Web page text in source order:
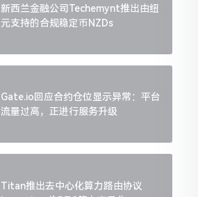
新西兰金融公司Techemynt推出由纽
元支持的合规稳定币NZDs
Gate.io回应合约仓位显示异常：平台
流量过高，正进行服务升级
Titan推出去中心化算力路由协议